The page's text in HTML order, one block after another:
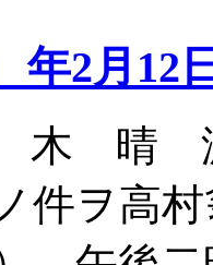
年2月12
晴 渡
件ヲ高